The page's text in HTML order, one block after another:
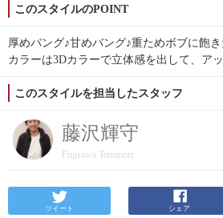
このスタイルのPOINT
厚めバング♪甘めバング♪重ためボブに飽
カラーは3Dカラーで立体感を出して、ア
このスタイルを担当したスタッフ
藤沢輝守
Fujisawa Terumori
ツイート シェア